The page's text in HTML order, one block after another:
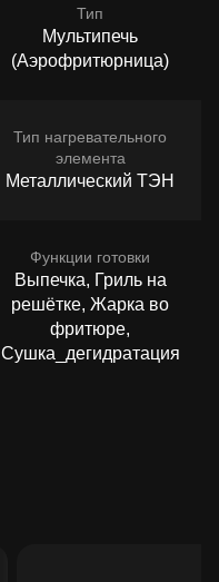
Тип
Мультипечь
(Аэрофритюрница)
Тип нагревательного
элемента
Металлический ТЭН
Функции готовки
Выпечка, Гриль на
решётке, Жарка во
фритюре,
Сушка_дегидратация